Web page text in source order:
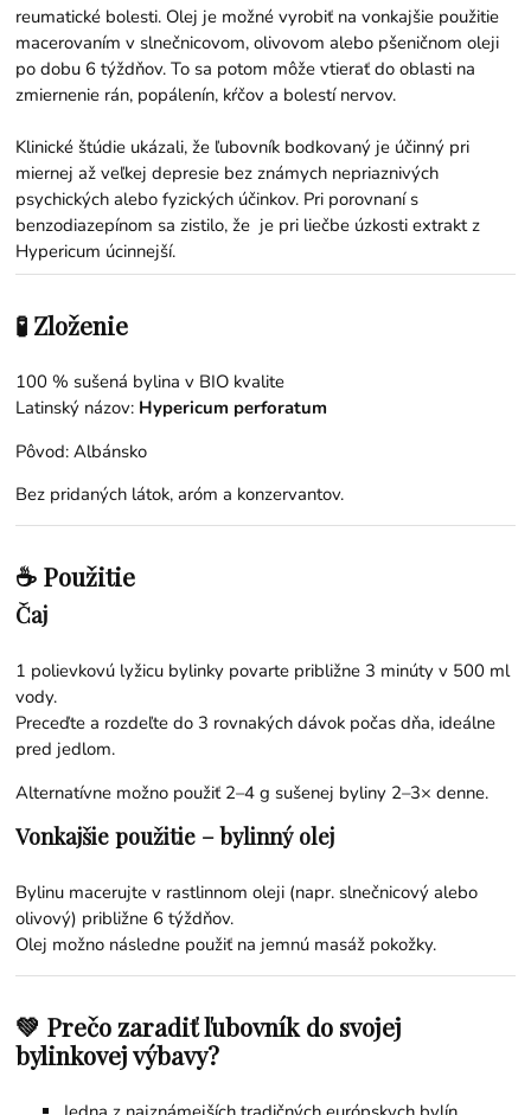
reumatické bolesti. Olej je možné vyrobiť na vonkajšie použitie
macerovaním v slnečnicovom, olivovom alebo pšeničnom oleji
po dobu 6 týždňov. To sa potom môže vtierať do oblasti na
zmiernenie rán, popálenín, kŕčov a bolestí nervov.
Klinické štúdie ukázali, že ľubovník bodkovaný je účinný pri
miernej až veľkej depresie bez známych nepriaznivých
psychických alebo fyzických účinkov. Pri porovnaní s
benzodiazepínom sa zistilo, že je pri liečbe úzkosti extrakt z
Hypericum úcinnejší.
🧪 Zloženie
100 % sušená bylina v BIO kvalite
Latinský názov: Hypericum perforatum
Pôvod: Albánsko
Bez pridaných látok, aróm a konzervantov.
☕ Použitie
Čaj
1 polievkovú lyžicu bylinky povarte približne 3 minúty v 500 ml
vody.
Preceďte a rozdeľte do 3 rovnakých dávok počas dňa, ideálne
pred jedlom.
Alternatívne možno použiť 2–4 g sušenej byliny 2–3× denne.
Vonkajšie použitie – bylinný olej
Bylinu macerujte v rastlinnom oleji (napr. slnečnicový alebo
olivový) približne 6 týždňov.
Olej možno následne použiť na jemnú masáž pokožky.
💚 Prečo zaradiť ľubovník do svojej
bylinkovej výbavy?